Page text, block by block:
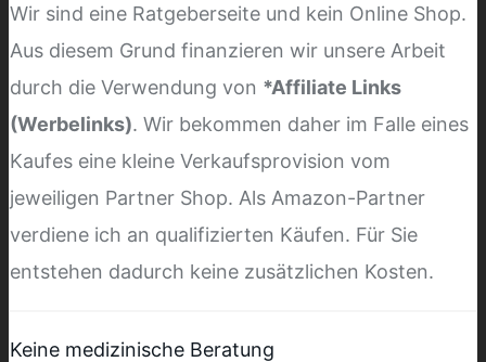
Wir sind eine Ratgeberseite und kein Online Shop.
Aus diesem Grund finanzieren wir unsere Arbeit
durch die Verwendung von *Affiliate Links
(Werbelinks). Wir bekommen daher im Falle eines
Kaufes eine kleine Verkaufsprovision vom
jeweiligen Partner Shop. Als Amazon-Partner
verdiene ich an qualifizierten Käufen. Für Sie
entstehen dadurch keine zusätzlichen Kosten.
Keine medizinische Beratung